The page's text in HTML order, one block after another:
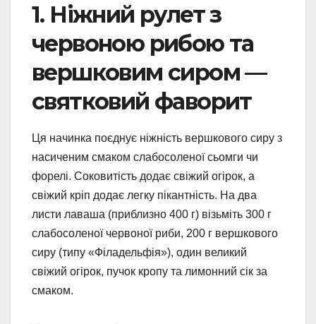
1. Ніжний рулет з
червоною рибою та
вершковим сиром —
святковий фаворит
Ця начинка поєднує ніжність вершкового сиру з
насиченим смаком слабосоленої сьомги чи
форелі. Соковитість додає свіжий огірок, а
свіжий кріп додає легку пікантність. На два
листи лаваша (приблизно 400 г) візьміть 300 г
слабосоленої червоної риби, 200 г вершкового
сиру (типу «Філадельфія»), один великий
свіжий огірок, пучок кропу та лимонний сік за
смаком.